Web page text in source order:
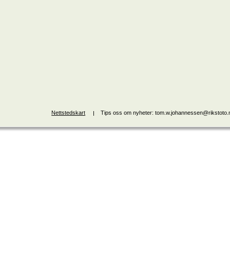
Nettstedskart Tips oss om nyheter: